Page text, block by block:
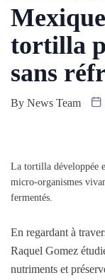
tortilla
sans
By News Team
La tortilla développée
micro-organismes
fermentés.
En regardant à
Raquel Gomez
nutriments et